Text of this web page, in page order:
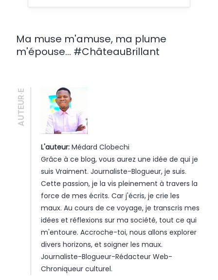
Ma muse m'amuse, ma plume
m'épouse... #ChâteauBrillant
AUTEUR·E
L'auteur: Médard Clobechi
Grâce à ce blog, vous aurez une idée de qui je
suis Vraiment. Journaliste-Blogueur, je suis.
Cette passion, je la vis pleinement à travers la
force de mes écrits. Car j'écris, je crie les
maux. Au cours de ce voyage, je transcris mes
idées et réflexions sur ma société, tout ce qui
m'entoure. Accroche-toi, nous allons explorer
divers horizons, et soigner les maux.
Journaliste-Blogueur-Rédacteur Web-
Chroniqueur culturel.